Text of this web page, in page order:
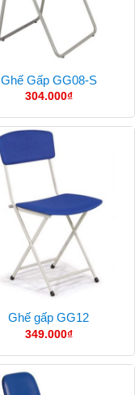
Ghế Gấp GG08-S
304.000₫
Ghế gấp GG12
349.000₫